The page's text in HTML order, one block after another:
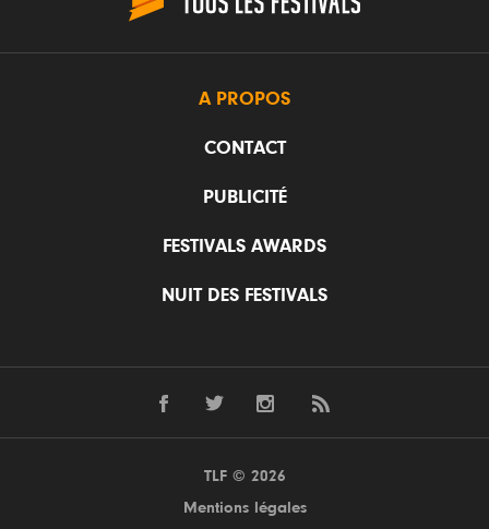
A PROPOS
CONTACT
PUBLICITÉ
FESTIVALS AWARDS
NUIT DES FESTIVALS
TLF © 2026
Mentions légales